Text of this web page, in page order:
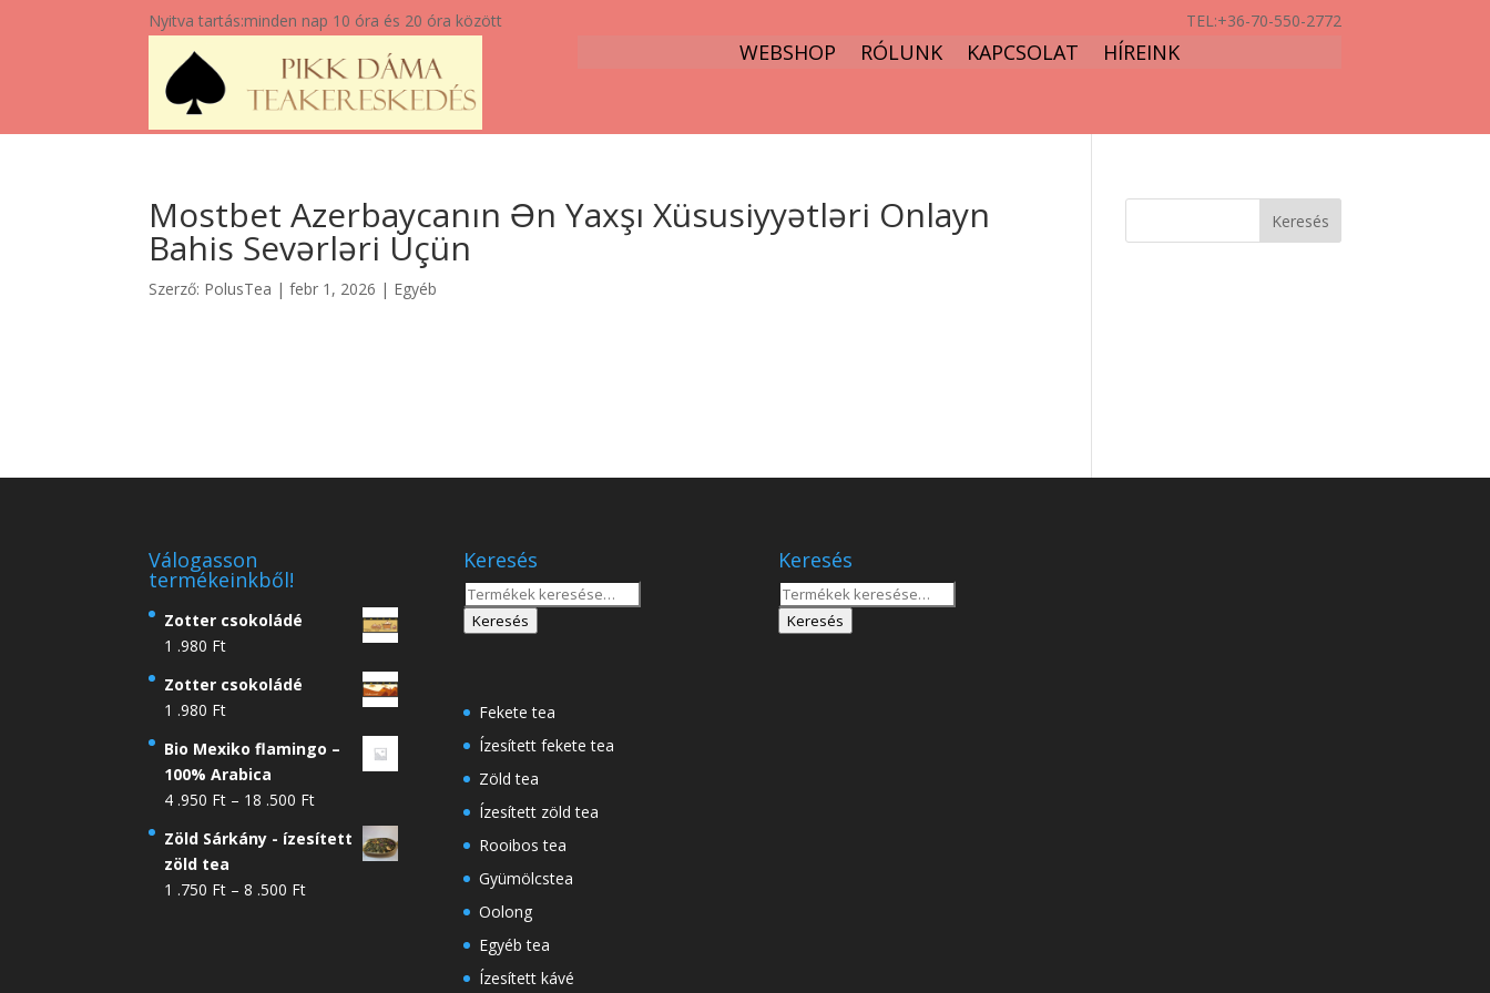
Nyitva tartás:minden nap 10 óra és 20 óra között TEL:+36-70-550-2772
WEBSHOP RÓLUNK KAPCSOLAT HÍREINK
Mostbet Azerbaycanın Ən Yaxşı Xüsusiyyətləri Onlayn
Bahis Sevərləri Üçün
Szerző: PolusTea |febr 1, 2026 | Egyéb
Válogasson
termékeinkből!
Zotter csokoládé
1 .980 Ft
Zotter csokoládé
1 .980 Ft
Bio Mexiko flamingo –
100% Arabica
4 .950 Ft – 18 .500 FtÁrtartomány:
.950 Ft
Zöld Sárkány - ízesített
zöld tea
1 .750 Ft – 8 .500 FtÁrtartomány:
Keresés
Keresés
Keresés
Fekete tea
Ízesített fekete tea
Zöld tea
Ízesített zöld tea
Rooibos tea
Gyümölcstea
Oolong
Egyéb tea
Ízesített kávé
Keresés
Keresés
Keresés